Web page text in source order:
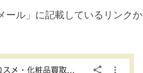
ール」に記載しているリンクか